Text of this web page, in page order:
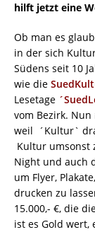
hilft jetzt eine
Ob man es
in der sich
Südens seit 10
wie die
Lesetage
vom Bezirk.
weil ´Kultur`
Kultur umsonst
Night und auch
um Flyer,
drucken zu
15.000,- €, die
ist es Gold wert,